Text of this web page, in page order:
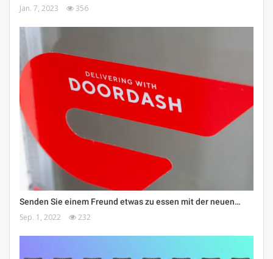
Jan. 7, 2023 356
Senden Sie einem Freund etwas zu essen mit der neuen…
Sep. 1, 2022 232